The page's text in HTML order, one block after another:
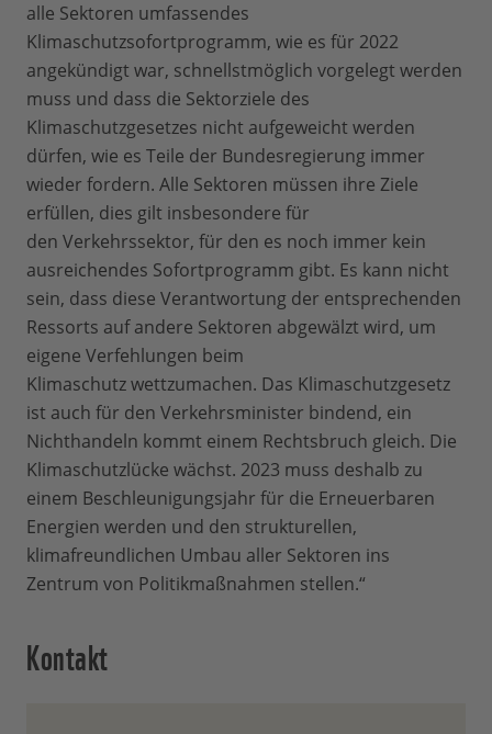
alle Sektoren umfassendes
Klimaschutzsofortprogramm, wie es für 2022
angekündigt war, schnellstmöglich vorgelegt werden
muss und dass die Sektorziele des
Klimaschutzgesetzes nicht aufgeweicht werden
dürfen, wie es Teile der Bundesregierung immer
wieder fordern. Alle Sektoren müssen ihre Ziele
erfüllen, dies gilt insbesondere für
den Verkehrssektor, für den es noch immer kein
ausreichendes Sofortprogramm gibt. Es kann nicht
sein, dass diese Verantwortung der entsprechenden
Ressorts auf andere Sektoren abgewälzt wird, um
eigene Verfehlungen beim
Klimaschutz wettzumachen. Das Klimaschutzgesetz
ist auch für den Verkehrsminister bindend, ein
Nichthandeln kommt einem Rechtsbruch gleich. Die
Klimaschutzlücke wächst. 2023 muss deshalb zu
einem Beschleunigungsjahr für die Erneuerbaren
Energien werden und den strukturellen,
klimafreundlichen Umbau aller Sektoren ins
Zentrum von Politikmaßnahmen stellen.“
Kontakt